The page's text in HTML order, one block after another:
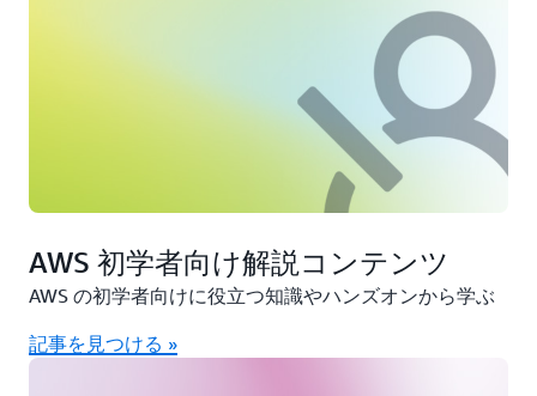
AWS 初学者向け解説コンテンツ
AWS の初学者向けに役立つ知識やハンズオンから学ぶ
記事を見つける »